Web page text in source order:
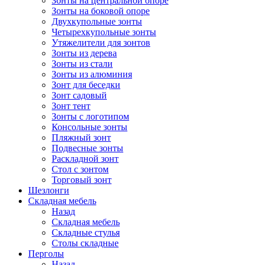
Зонты на боковой опоре
Двухкупольные зонты
Четырехкупольные зонты
Утяжелители для зонтов
Зонты из дерева
Зонты из стали
Зонты из алюминия
Зонт для беседки
Зонт садовый
Зонт тент
Зонты с логотипом
Консольные зонты
Пляжный зонт
Подвесные зонты
Раскладной зонт
Стол с зонтом
Торговый зонт
Шезлонги
Складная мебель
Назад
Складная мебель
Складные стулья
Столы складные
Перголы